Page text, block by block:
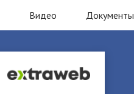
Видео Документы